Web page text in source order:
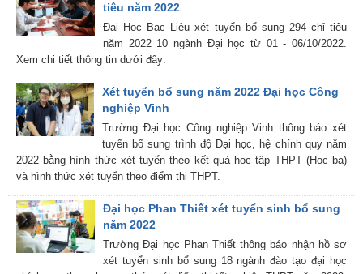
tiêu năm 2022
Đại Học Bạc Liêu xét tuyển bổ sung 294 chỉ tiêu
năm 2022 10 ngành Đại học từ 01 - 06/10/2022.
Xem chi tiết thông tin dưới đây:
Xét tuyển bổ sung năm 2022 Đại học Công
nghiệp Vinh
Trường Đại học Công nghiệp Vinh thông báo xét
tuyển bổ sung trình độ Đại học, hệ chính quy năm
2022 bằng hình thức xét tuyển theo kết quả học tập THPT (Học bạ)
và hình thức xét tuyển theo điểm thi THPT.
Đại học Phan Thiết xét tuyển sinh bổ sung
năm 2022
Trường Đại học Phan Thiết thông báo nhận hồ sơ
xét tuyển sinh bổ sung 18 ngành đào tạo đại học